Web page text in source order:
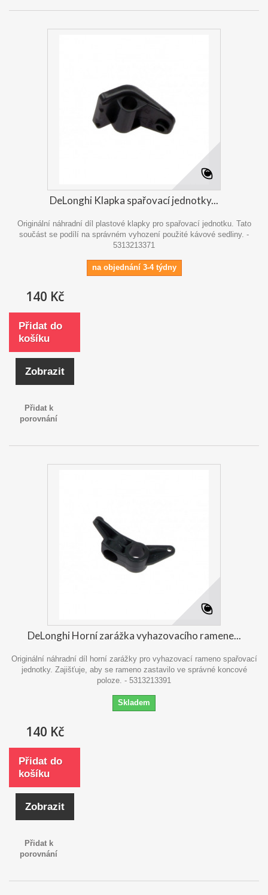
DeLonghi Klapka spařovací jednotky...
Originální náhradní díl plastové klapky pro spařovací jednotku. Tato
součást se podílí na správném vyhození použité kávové sedliny. -
5313213371
na objednání 3-4 týdny
140 Kč
Přidat do
košíku
Zobrazit
Přidat k
porovnání
DeLonghi Horní zarážka vyhazovacího ramene...
Originální náhradní díl horní zarážky pro vyhazovací rameno spařovací
jednotky. Zajišťuje, aby se rameno zastavilo ve správné koncové
poloze. - 5313213391
Skladem
140 Kč
Přidat do
košíku
Zobrazit
Přidat k
porovnání